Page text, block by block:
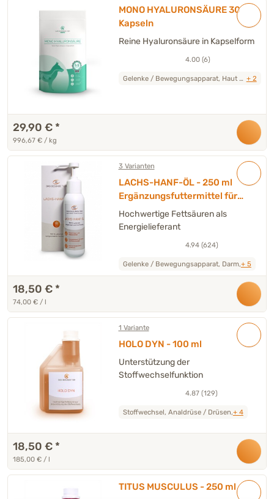
MONO HYALURONSÄURE 30
Kapseln
Reine Hyaluronsäure in Kapselform
4.00 (6)
Gelenke / Bewegungsapparat, Haut / Fell, + 2
29,90 € *
996,67 € / kg
3 Varianten
LACHS-HANF-ÖL - 250 ml
Ergänzungsfuttermittel für
Hunde & Katzen
Hochwertige Fettsäuren als
Energielieferant
4.94 (624)
Gelenke / Bewegungsapparat, Darm,+ 5
18,50 € *
74,00 € / l
1 Variante
HOLO DYN - 100 ml
Unterstützung der
Stoffwechselfunktion
4.87 (129)
Stoffwechsel, Analdrüse / Drüsen,+ 4
18,50 € *
185,00 € / l
TITUS MUSCULUS - 250 ml